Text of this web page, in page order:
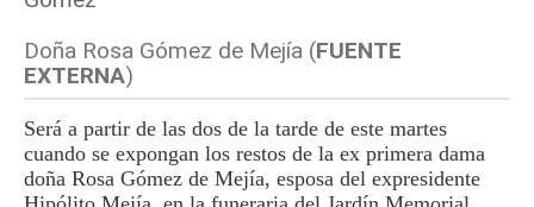
Doña Rosa Gómez de Mejía (FUENTE
EXTERNA)
Será a partir de las dos de la tarde de este martes
cuando se expongan los restos de la ex primera dama
doña Rosa Gómez de Mejía, esposa del expresidente